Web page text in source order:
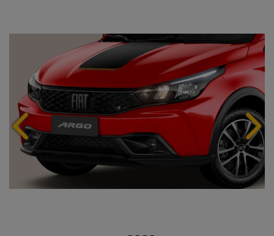
Anterior